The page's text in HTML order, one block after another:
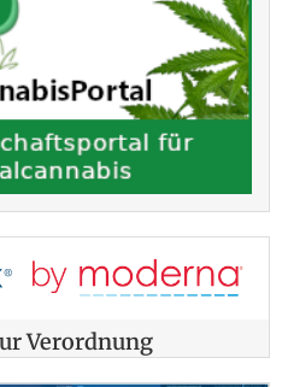
Verordnung